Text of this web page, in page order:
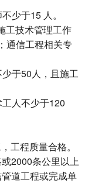
少于15 人。
工技术管理工作
通信工程相关专
少于50人，且施工
人不少于120
工程质量合格。
2000条公里以上
道工程或完成单